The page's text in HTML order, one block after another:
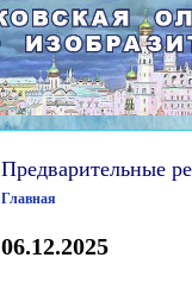
Предварительные
Главная
06.12.2025